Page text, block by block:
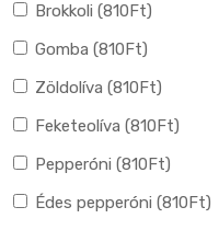
Brokkoli (810Ft)
Gomba (810Ft)
Zöldolíva (810Ft)
Feketeolíva (810Ft)
Pepperóni (810Ft)
Édes pepperóni (810Ft)